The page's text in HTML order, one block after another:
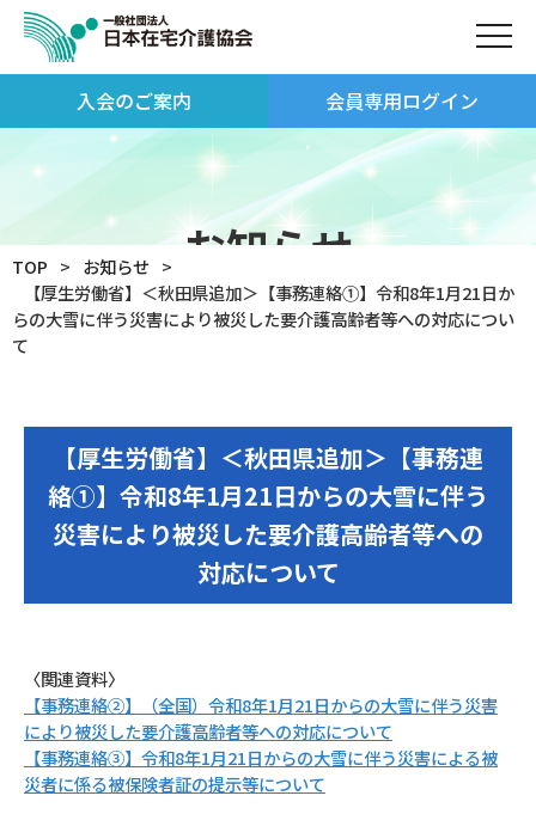
入会のご案内 会員専用ログイン
お知らせ
TOP
お知らせ
【厚生労働省】＜秋田県追加＞【事務連絡①】令和8年1月21日か
らの大雪に伴う災害により被災した要介護高齢者等への対応につい
て
【厚生労働省】＜秋田県追加＞【事務連
絡①】令和8年1月21日からの大雪に伴う
災害により被災した要介護高齢者等への
対応について
〈関連資料〉
【事務連絡②】（全国）令和8年1月21日からの大雪に伴う災害
により被災した要介護高齢者等への対応について
【事務連絡③】令和8年1月21日からの大雪に伴う災害による被
災者に係る被保険者証の提示等について